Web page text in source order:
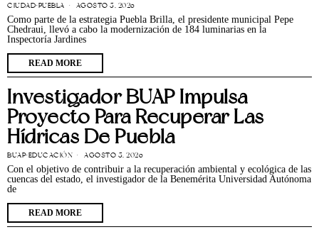
CIUDAD·PUEBLA AGOSTO 5, 2026
Como parte de la estrategia Puebla Brilla, el presidente municipal Pepe
Chedraui, llevó a cabo la modernización de 184 luminarias en la
Inspectoría Jardines
READ MORE
Investigador BUAP Impulsa
Proyecto Para Recuperar Las
Hídricas De Puebla
BUAP·EDUCACIÓN AGOSTO 5, 2026
Con el objetivo de contribuir a la recuperación ambiental y ecológica de las
cuencas del estado, el investigador de la Benemérita Universidad Autónoma
de
READ MORE